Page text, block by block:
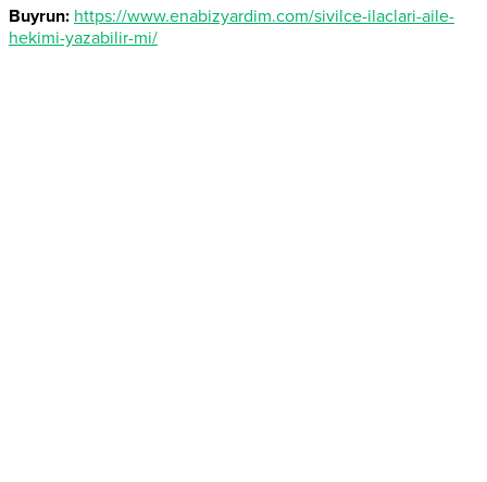
Buyrun: https://www.enabizyardim.com/sivilce-ilaclari-aile-
hekimi-yazabilir-mi/